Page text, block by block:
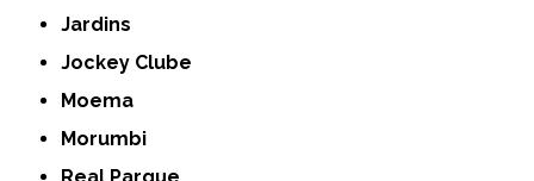
Jardins
Jockey Clube
Moema
Morumbi